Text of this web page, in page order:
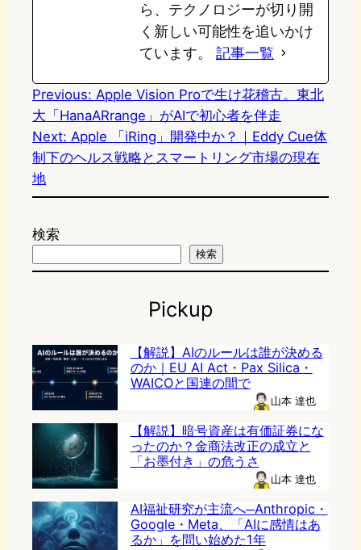
ら、テクノロジーが切り開
く新しい可能性を追いかけ
ています。 記事一覧
Previous: Apple Vision Proで生け花稽古。東北
大「HanaARrange」がAIで初心者を伴走
Next: Apple 「iRing」開発中か？｜Eddy Cue体
制下のヘルス戦略とスマートリング市場の現在
地
検索
検索
Pickup
【解説】AIのルールは誰が決める
のか｜EU AI Act・Pax Silica・
WAICOと国連の間で
山本 達也
【解説】暗号資産は有価証券にな
ったのか？金商法改正の成立と
「お墨付き」の危うさ
山本 達也
AI福祉研究が主流へ─Anthropic・
Google・Meta、「AIに感情はあ
るか」を問い始めた1年